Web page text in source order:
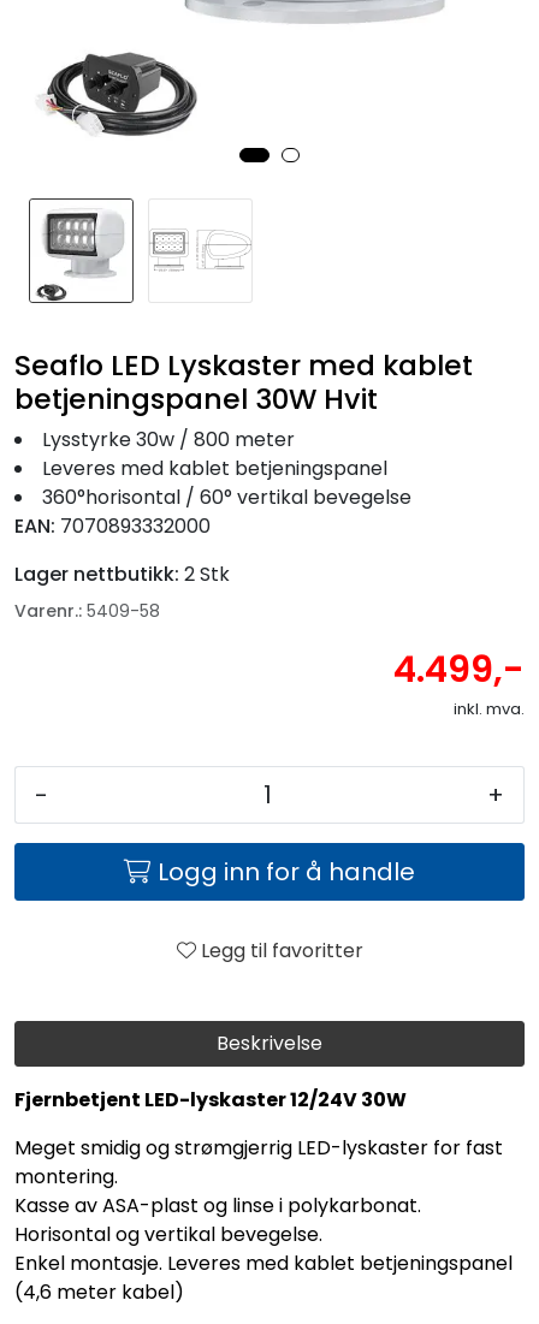
Beskrivelse
Fjernbetjent LED-lyskaster 12/24V 30W
Meget smidig og strømgjerrig LED-lyskaster for fast
montering.
Kasse av ASA-plast og linse i polykarbonat.
Horisontal og vertikal bevegelse.
Enkel montasje. Leveres med kablet betjeningspanel
(4,6 meter kabel)
Seaflo LED Lyskaster med kablet
betjeningspanel 30W Hvit
Lysstyrke 30w / 800 meter
Leveres med kablet betjeningspanel
360°horisontal / 60° vertikal bevegelse
EAN: 7070893332000
Lager nettbutikk: 2 Stk
Varenr.: 5409-58
4.499,-
inkl. mva.
- +
Logg inn for å handle
Legg til favoritter
Båtpleie/Opplag
Nyheter